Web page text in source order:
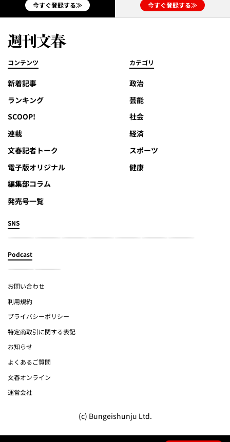
今すぐ登録する≫ 今すぐ登録する≫
コンテンツ
新着記事
ランキング
SCOOP!
連載
文春記者トーク
電子版オリジナル
編集部コラム
発売号一覧
カテゴリ
政治
芸能
社会
経済
スポーツ
健康
SNS
Podcast
お問い合わせ
利用規約
プライバシーポリシー
特定商取引に関する表記
お知らせ
よくあるご質問
文春オンライン
運営会社
(c) Bungeishunju Ltd.